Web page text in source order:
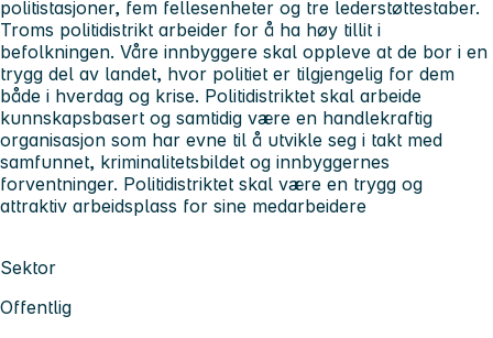
politistasjoner, fem fellesenheter og tre lederstøttestaber.
Troms politidistrikt arbeider for å ha høy tillit i
befolkningen. Våre innbyggere skal oppleve at de bor i en
trygg del av landet, hvor politiet er tilgjengelig for dem
både i hverdag og krise. Politidistriktet skal arbeide
kunnskapsbasert og samtidig være en handlekraftig
organisasjon som har evne til å utvikle seg i takt med
samfunnet, kriminalitetsbildet og innbyggernes
forventninger. Politidistriktet skal være en trygg og
attraktiv arbeidsplass for sine medarbeidere
Sektor
Offentlig